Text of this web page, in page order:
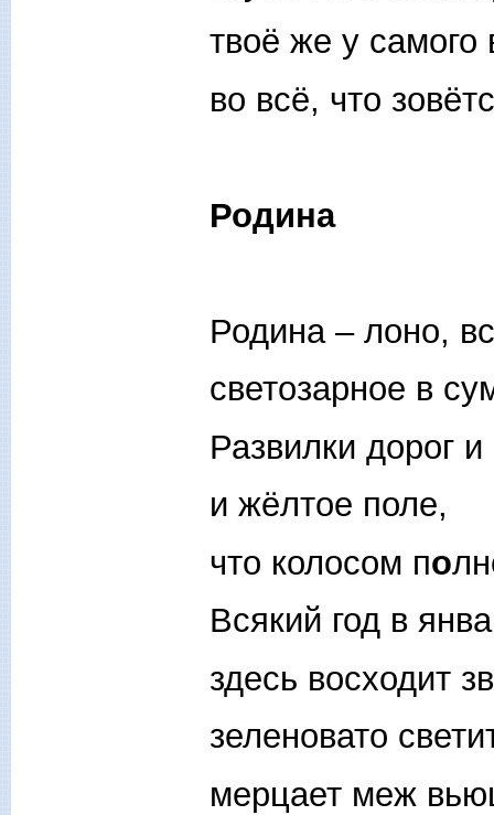
твоё же у самого
во всё, что
Родина
Родина – лоно,
светозарное в
Развилки дорог и
и жёлтое поле,
что колосом по
Всякий год в
здесь восходит
зеленовато
мерцает меж